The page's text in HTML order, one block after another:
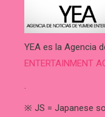
YEA es la Agencia
ENTERTAINMENT
.
※ JS = Japanese